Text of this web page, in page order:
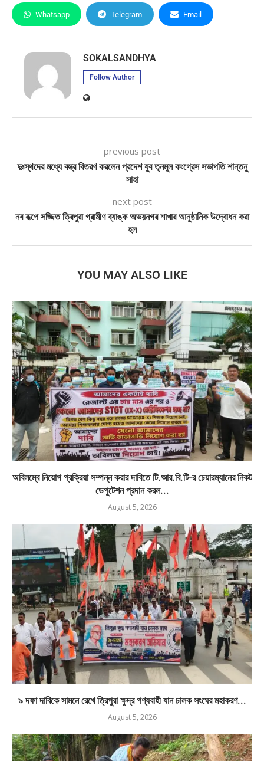
Whatsapp Telegram Email
SOKALSANDHYA
Follow Author
previous post
দুঃস্থদের মধ্যে বস্ত্র বিতরণ করলেন প্রদেশ যুব তৃনমূল কংগ্রেস সভাপতি শান্তনু
সাহা
next post
নব রূপে সজ্জিত ত্রিপুরা গ্রামীণ ব্যাঙ্ক অভয়নগর শাখার আনুষ্ঠানিক উদ্বোধন করা
হল
YOU MAY ALSO LIKE
অবিলম্বে নিয়োগ প্রক্রিয়া সম্পন্ন করার দাবিতে টি.আর.বি.টি-র চেয়ারম্যানের নিকট
ডেপুটেশন প্রদান করল...
August 5, 2026
৯ দফা দাবিকে সামনে রেখে ত্রিপুরা ক্ষুদ্র পণ্যবাহী যান চালক সংঘের মহাকরণ...
August 5, 2026